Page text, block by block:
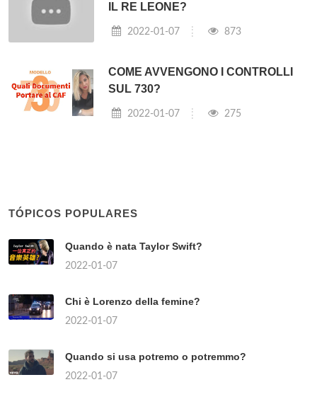
IL RE LEONE?
2022-01-07 873
COME AVVENGONO I CONTROLLI
SUL 730?
2022-01-07 275
TÓPICOS POPULARES
Quando è nata Taylor Swift?
2022-01-07
Chi è Lorenzo della femine?
2022-01-07
Quando si usa potremo o potremmo?
2022-01-07